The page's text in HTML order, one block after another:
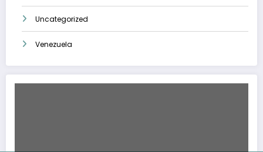
Uncategorized
Venezuela